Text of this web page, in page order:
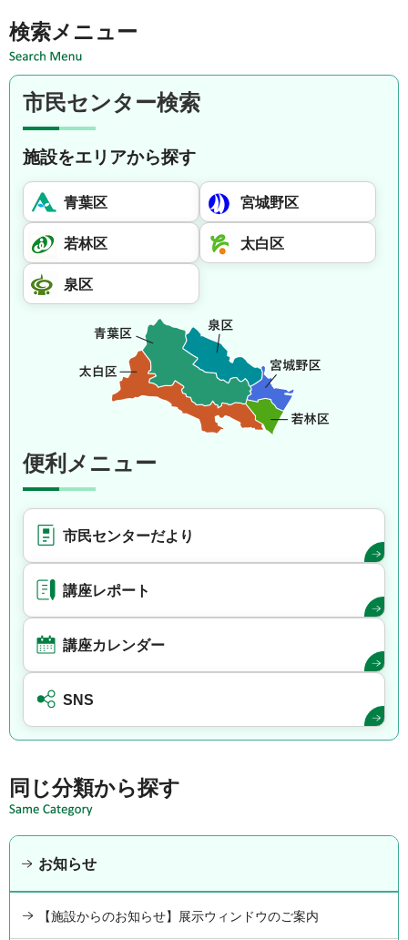
検索メニュー
市民センター検索
施設をエリアから探す
青葉区 宮城野区
若林区 太白区
泉区
便利メニュー
市民センターだより
講座レポート
講座カレンダー
SNS
同じ分類から探す
お知らせ
【施設からのお知らせ】展示ウィンドウのご案内